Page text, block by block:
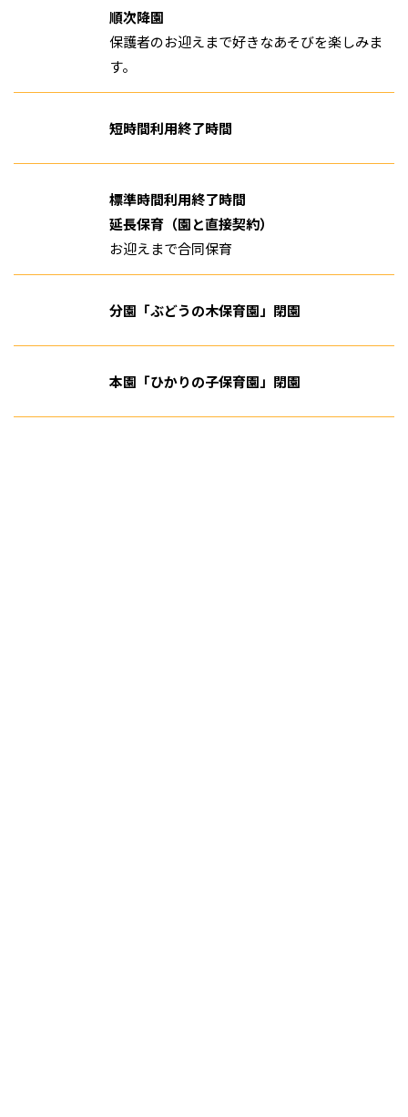
順次降園
保護者のお迎えまで好きなあそびを楽しみま
す。
短時間利用終了時間
標準時間利用終了時間
延長保育（園と直接契約）
お迎えまで合同保育
分園「ぶどうの木保育園」閉園
本園「ひかりの子保育園」閉園